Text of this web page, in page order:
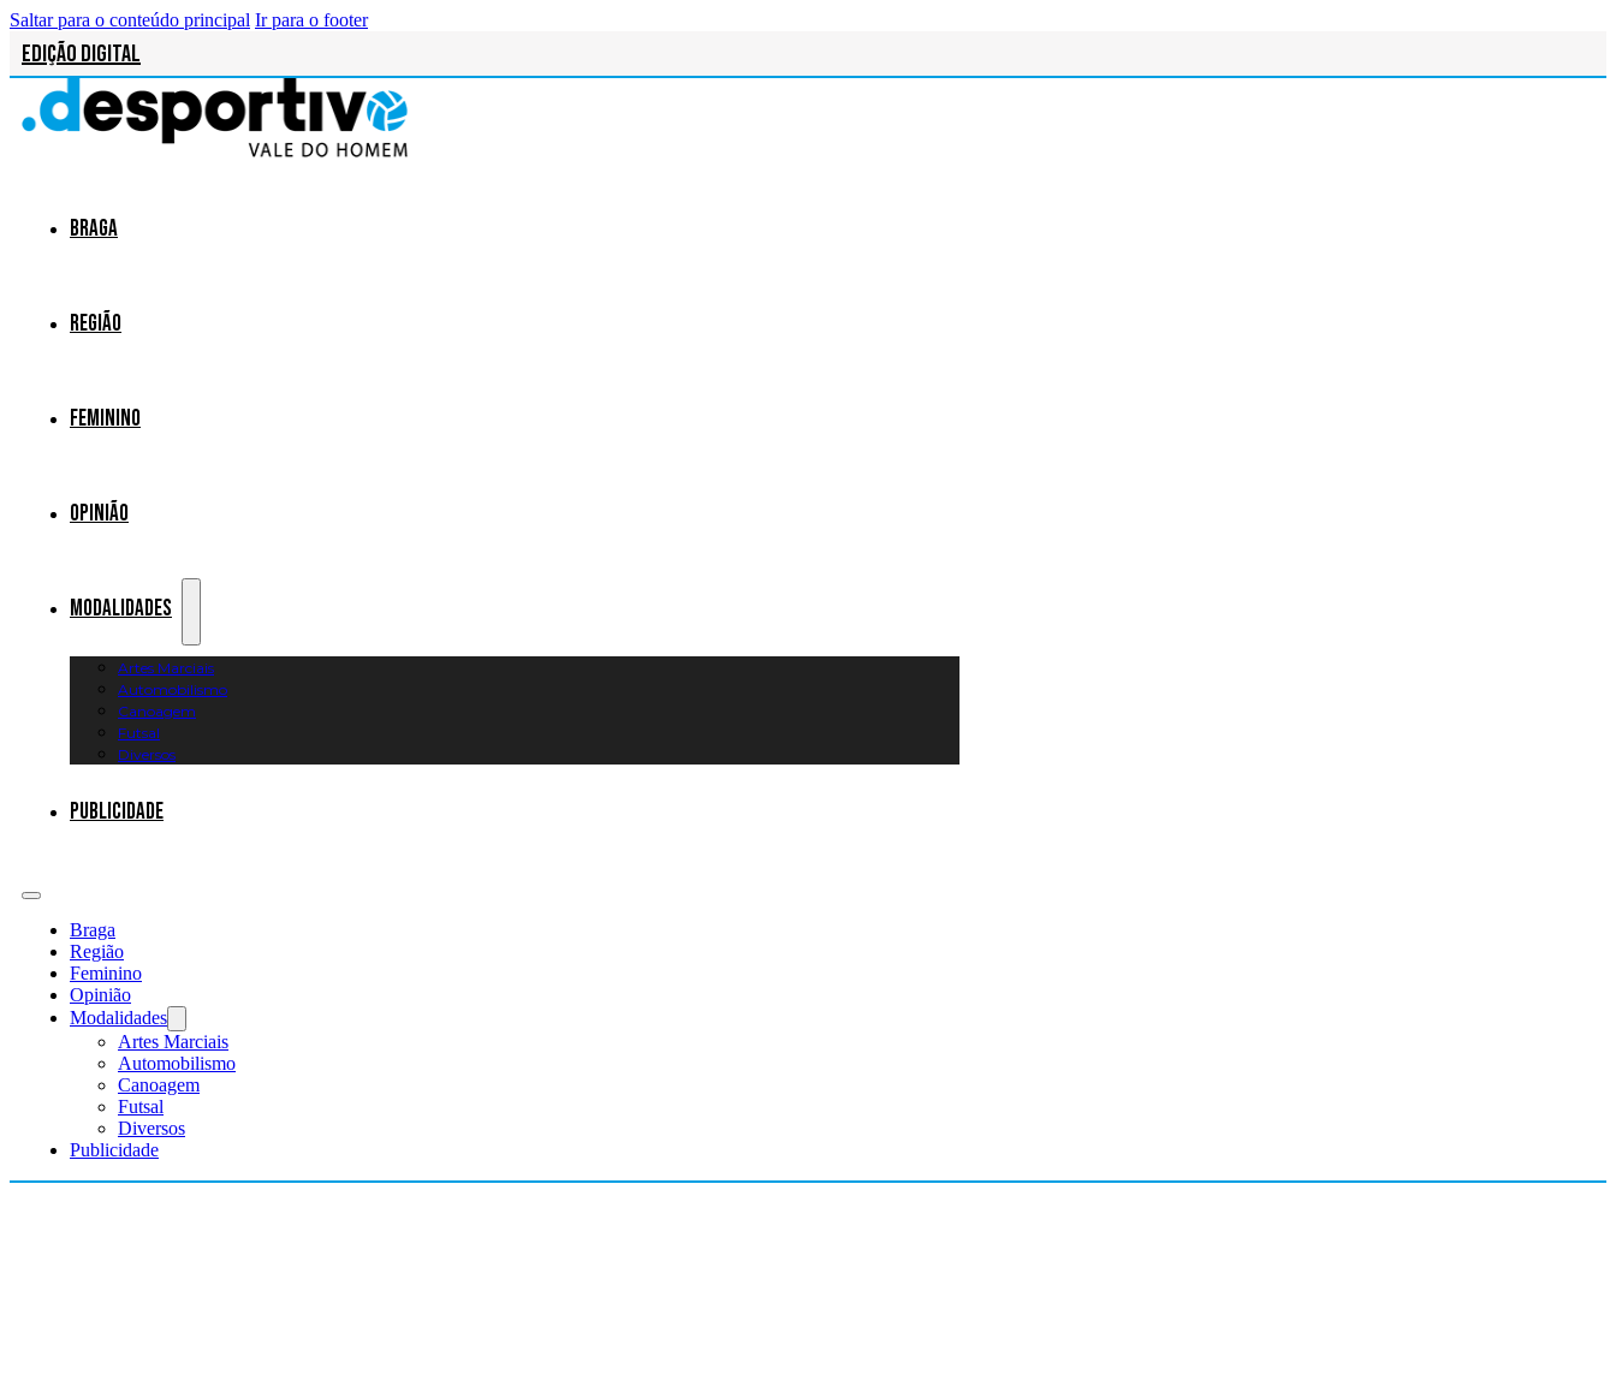
Saltar para o conteúdo principal Ir para o footer
Edição Digital
Braga
Região
Feminino
Opinião
Modalidades
Artes Marciais
Automobilismo
Canoagem
Futsal
Diversos
Publicidade
Braga
Região
Feminino
Opinião
Modalidades
Artes Marciais
Automobilismo
Canoagem
Futsal
Diversos
Publicidade